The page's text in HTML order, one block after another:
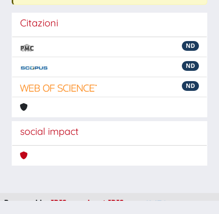
Citazioni
ND
ND
ND
social impact
Powered by IRIS about IRIS